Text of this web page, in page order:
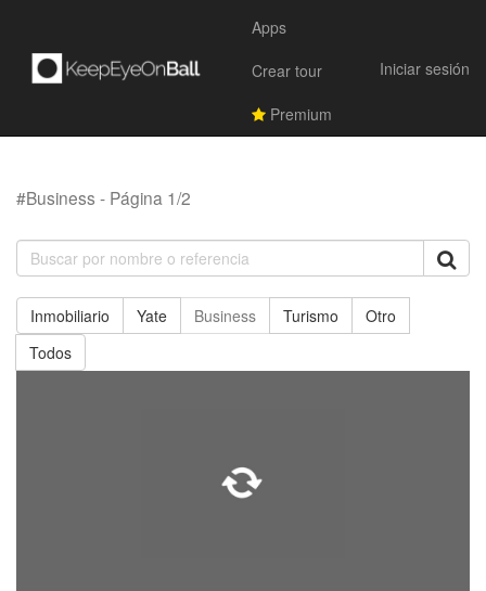
Apps
Crear tour
Premium
Iniciar sesión
#Business - Página 1/2
Inmobiliario Yate Business Turismo
Otro
Todos